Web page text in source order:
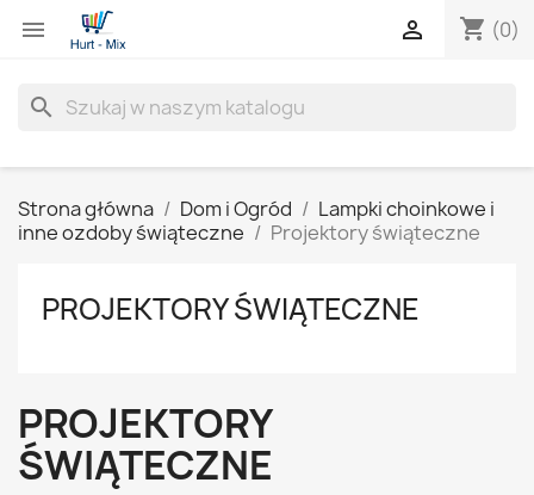
 shopping_cart (0)

search
Strona główna Dom i Ogród
Lampki choinkowe i
inne ozdoby świąteczne
Projektory świąteczne
PROJEKTORY ŚWIĄTECZNE
PROJEKTORY
ŚWIĄTECZNE